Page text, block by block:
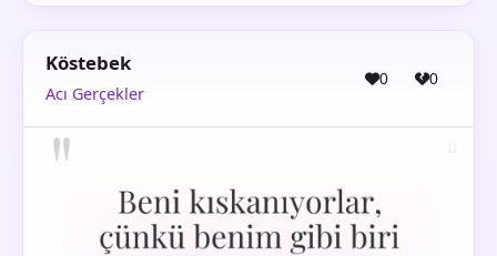
Köstebek
Acı Gerçekler
0 0